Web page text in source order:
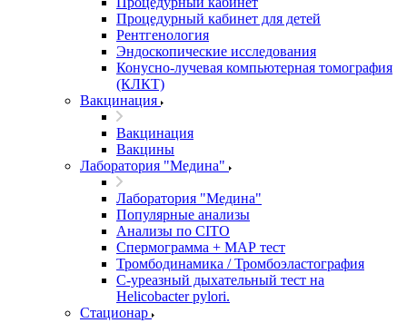
Процедурный кабинет для детей
Рентгенология
Эндоскопические исследования
Конусно-лучевая компьютерная томография
(КЛКТ)
Вакцинация
Вакцинация
Вакцины
Лаборатория "Медина"
Лаборатория "Медина"
Популярные анализы
Анализы по CITO
Спермограмма + МАР тест
Тромбодинамика / Тромбоэластография
С-уреазный дыхательный тест на
Helicobacter pylori.
Стационар